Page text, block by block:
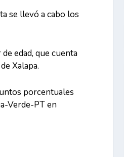
se llevó a cabo los
edad, que cuenta
Xalapa.
porcentuales
Verde-PT en